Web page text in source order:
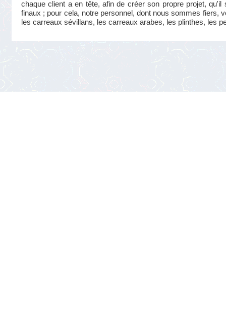
chaque client a en tête, afin de créer son propre projet,
finaux ; pour cela, notre personnel, dont nous sommes fiers,
les carreaux sévillans, les carreaux arabes, les plinthes, les